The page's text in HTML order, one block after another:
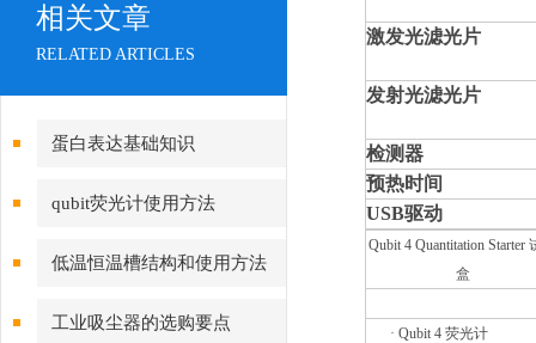
相关文章
RELATED ARTICLES
蛋白表达基础知识
qubit荧光计使用方法
低温恒温槽结构和使用方法
工业吸尘器的选购要点
激发光滤光片
发射光滤光片
检测器
预热时间
USB驱动
Qubit 4 Quantitation Starter
盒
· Qubit 4 荧光计